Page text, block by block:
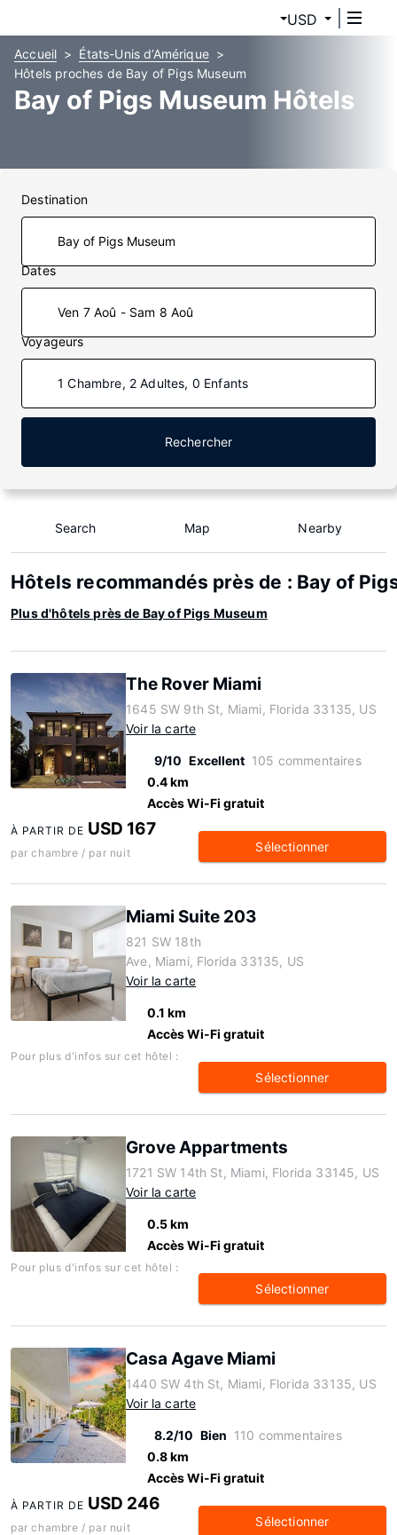
USD
Accueil
États-Unis d’Amérique
Hôtels proches de Bay of Pigs Museum
Bay of Pigs Museum Hôtels
Destination
Dates
Ven 7 Aoû - Sam 8 Aoû
Voyageurs
1 Chambre, 2 Adultes, 0 Enfants
Rechercher
Search Map Nearby
Hôtels recommandés près de : Bay of
Plus d'hôtels près de Bay of Pigs Museum
The Rover Miami
1645 SW 9th St, Miami, Florida 33135, US
Voir la carte
9/10 Excellent 105 commentaires
0.4 km
Accès Wi-Fi gratuit
À PARTIR DE USD 167
par chambre / par nuit Sélectionner
Miami Suite 203
821 SW 18th
Ave, Miami, Florida 33135, US
Voir la carte
0.1 km
Accès Wi-Fi gratuit
Pour plus d'infos sur cet hôtel :
Sélectionner
Grove Appartments
1721 SW 14th St, Miami, Florida 33145, US
Voir la carte
0.5 km
Accès Wi-Fi gratuit
Pour plus d'infos sur cet hôtel :
Sélectionner
Casa Agave Miami
1440 SW 4th St, Miami, Florida 33135, US
Voir la carte
8.2/10 Bien 110 commentaires
0.8 km
Accès Wi-Fi gratuit
À PARTIR DE USD 246
par chambre / par nuit Sélectionner